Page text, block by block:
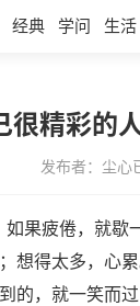
经典 学问 生活
很精彩的
发布者：尘心
如果疲倦，就
想得太多，心
的，就一笑而